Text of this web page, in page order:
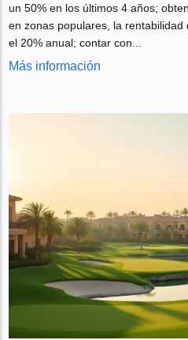
un 50% en los últimos 4 años;
en zonas populares, la
el 20% anual; contar con...
Más información